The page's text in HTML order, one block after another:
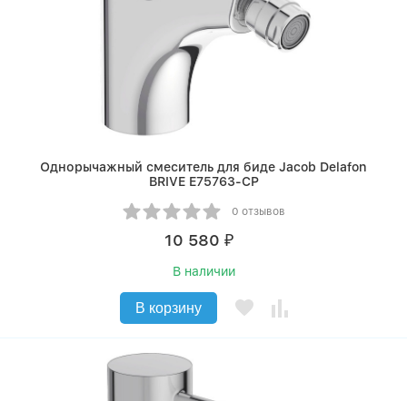
Однорычажный смеситель для биде Jacob Delafon
BRIVE E75763-CP
0 отзывов
10 580 ₽
В наличии
В корзину